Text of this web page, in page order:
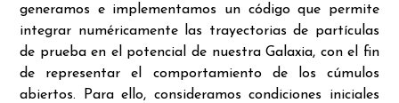
generamos e implementamos un código que permite
integrar numéricamente las trayectorias de partículas
de prueba en el potencial de nuestra Galaxia, con el fin
de representar el comportamiento de los cúmulos
abiertos. Para ello, consideramos condiciones iniciales